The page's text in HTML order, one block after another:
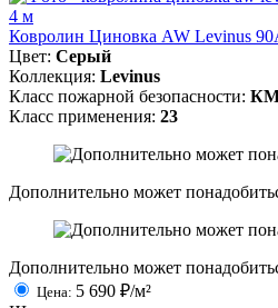
4 м
Ковролин Циновка AW Levinus
Цвет: Серый
Коллекция: Levinus
Класс пожарной безопасности:
Класс применения: 23
Дополнительно может
Дополнительно может
Цена: 5 690 ₽/м²